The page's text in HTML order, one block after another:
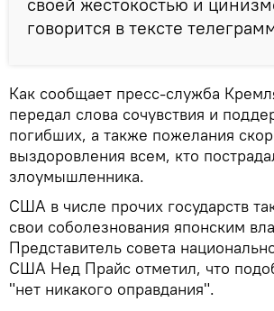
говорится в тексте
Как сообщает пресс-служба
передал слова сочувствия и
погибших, а также пожелания
выздоровления всем, кто
злоумышленника.
США в числе прочих государств
свои соболезнования японским
Представитель совета
США Нед Прайс отметил, что
"нет никакого оправдания".